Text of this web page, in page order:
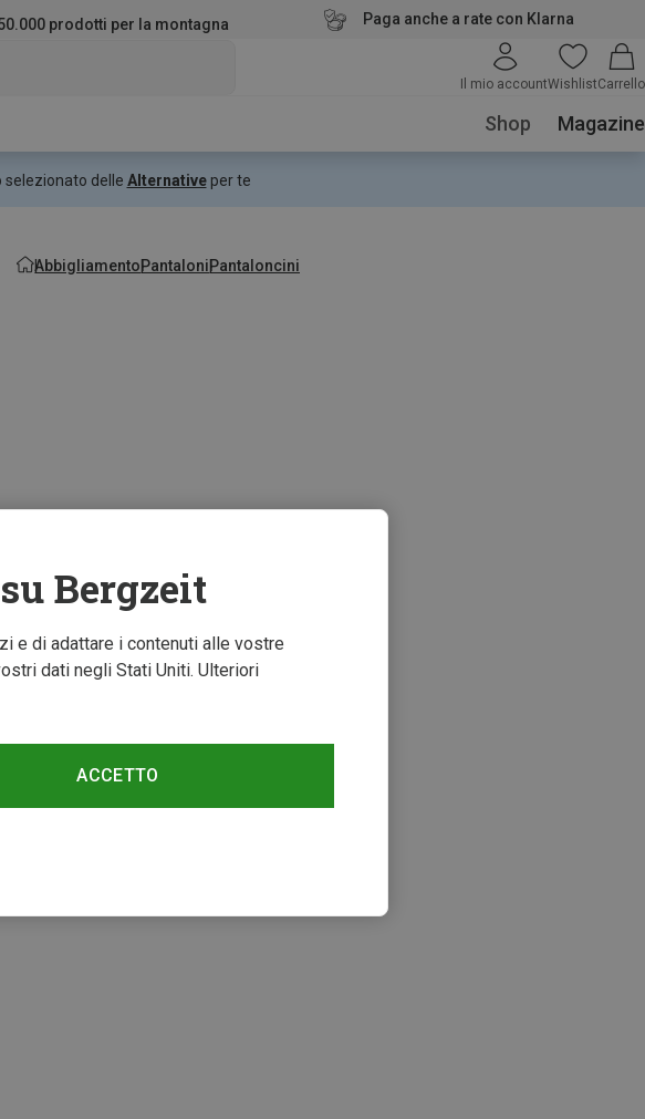
prodotti per la montagna Paga anche a rate con Klarna
Il mio accountWishlistCarrello
Shop Magazine
selezionato delle Alternativeper te
AbbigliamentoPantaloniPantaloncini
Bergzeit
e di adattare i contenuti alle vostre
dati negli Stati Uniti. Ulteriori
ACCETTO